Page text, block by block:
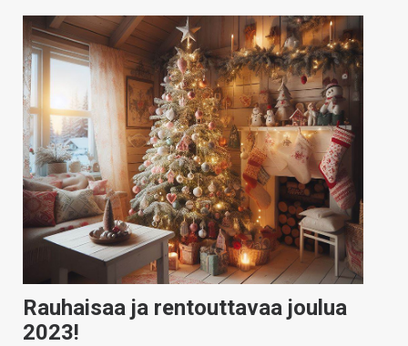
Rauhaisaa ja rentouttavaa joulua
2023!